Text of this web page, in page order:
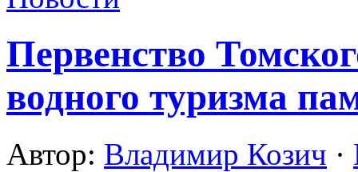
Первенство
водного туризма
Автор: Владимир Козич ·